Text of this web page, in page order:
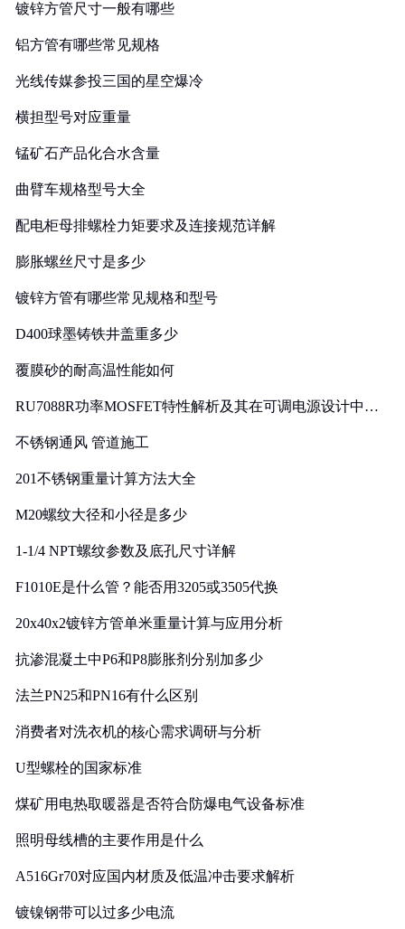
镀锌方管尺寸一般有哪些
铝方管有哪些常见规格
光线传媒参投三国的星空爆冷
横担型号对应重量
锰矿石产品化合水含量
曲臂车规格型号大全
配电柜母排螺栓力矩要求及连接规范详解
膨胀螺丝尺寸是多少
镀锌方管有哪些常见规格和型号
D400球墨铸铁井盖重多少
覆膜砂的耐高温性能如何
RU7088R功率MOSFET特性解析及其在可调电源设计中的
不锈钢通风 管道施工
201不锈钢重量计算方法大全
M20螺纹大径和小径是多少
1-1/4 NPT螺纹参数及底孔尺寸详解
F1010E是什么管？能否用3205或3505代换
20x40x2镀锌方管单米重量计算与应用分析
抗渗混凝土中P6和P8膨胀剂分别加多少
法兰PN25和PN16有什么区别
消费者对洗衣机的核心需求调研与分析
U型螺栓的国家标准
煤矿用电热取暖器是否符合防爆电气设备标准
照明母线槽的主要作用是什么
A516Gr70对应国内材质及低温冲击要求解析
镀镍钢带可以过多少电流